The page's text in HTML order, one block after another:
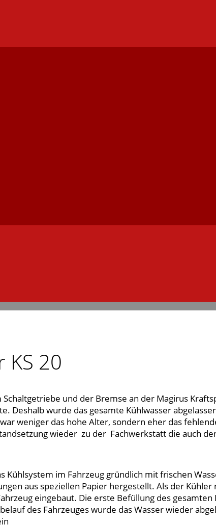
20
und der Bremse an der Magirus
Deshalb wurde das gesamte Kühlwasser
weniger das hohe Alter, sondern eher das
wieder zu der Fachwerkstatt die auch
im Fahrzeug gründlich mit frischen
aus speziellen Papier hergestellt. Als der
eingebaut. Die erste Befüllung des
des Fahrzeuges wurde das Wasser wieder